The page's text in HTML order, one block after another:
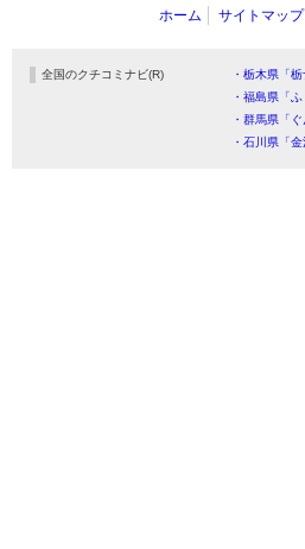
ホーム サイトマップ
全国のクチコミナビ(R) ・栃木県「栃
・福島県「ふ
・群馬県「ぐ
・石川県「金